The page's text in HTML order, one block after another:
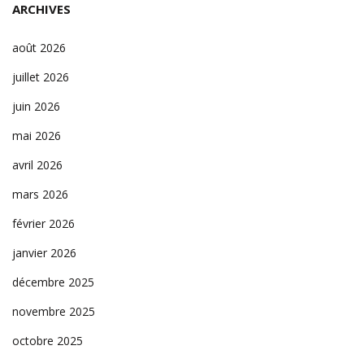
ARCHIVES
août 2026
juillet 2026
juin 2026
mai 2026
avril 2026
mars 2026
février 2026
janvier 2026
décembre 2025
novembre 2025
octobre 2025